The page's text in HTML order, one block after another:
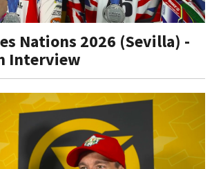
Nations 2026 (Sevilla) -
Interview